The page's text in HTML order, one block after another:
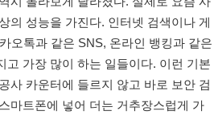
의 성능을 가진다. 인터넷 검색이나 게
오톡과 같은 SNS, 온라인 뱅킹과 같은
가장 많이 하는 일들이다. 이런 기본
사 카운터에 들르지 않고 바로 보안 검
마트폰에 넣어 더는 거추장스럽게 가